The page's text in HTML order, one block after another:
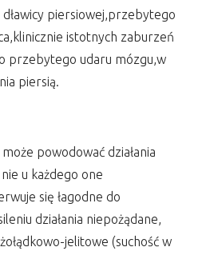
piersiowej,przebytego
istotnych zaburzeń
przebytego udaru mózgu,w
piersią.
powodować działania
u każdego one
się łagodne do
działania niepożądane,
jelitowe (suchość w